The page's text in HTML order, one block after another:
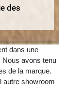
des
dans une
avons tenu
de la marque.
autre showroom